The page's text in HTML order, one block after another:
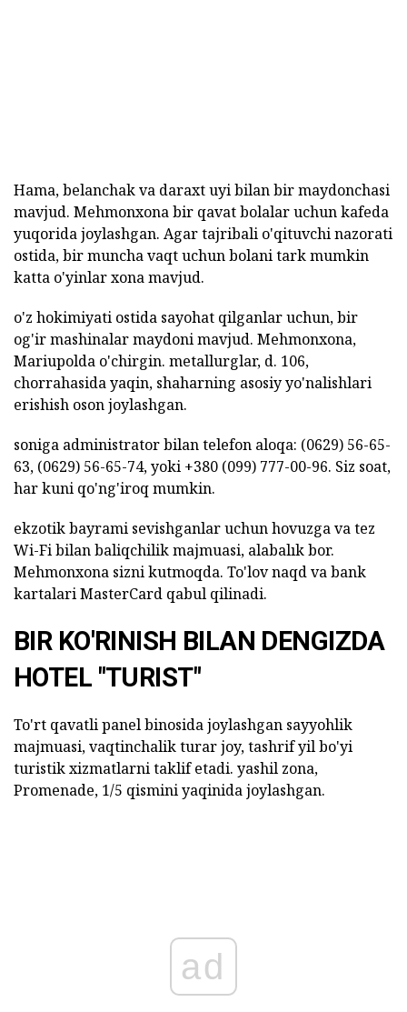
Hama, belanchak va daraxt uyi bilan bir maydonchasi
mavjud. Mehmonxona bir qavat bolalar uchun kafeda
yuqorida joylashgan. Agar tajribali o'qituvchi nazorati
ostida, bir muncha vaqt uchun bolani tark mumkin
katta o'yinlar xona mavjud.
o'z hokimiyati ostida sayohat qilganlar uchun, bir
og'ir mashinalar maydoni mavjud. Mehmonxona,
Mariupolda o'chirgin. metallurglar, d. 106,
chorrahasida yaqin, shaharning asosiy yo'nalishlari
erishish oson joylashgan.
soniga administrator bilan telefon aloqa: (0629) 56-65-
63, (0629) 56-65-74, yoki +380 (099) 777-00-96. Siz soat,
har kuni qo'ng'iroq mumkin.
ekzotik bayrami sevishganlar uchun hovuzga va tez
Wi-Fi bilan baliqchilik majmuasi, alabalık bor.
Mehmonxona sizni kutmoqda. To'lov naqd va bank
kartalari MasterCard qabul qilinadi.
BIR KO'RINISH BILAN DENGIZDA
HOTEL "TURIST"
To'rt qavatli panel binosida joylashgan sayyohlik
majmuasi, vaqtinchalik turar joy, tashrif yil bo'yi
turistik xizmatlarni taklif etadi. yashil zona,
Promenade, 1/5 qismini yaqinida joylashgan.
ad